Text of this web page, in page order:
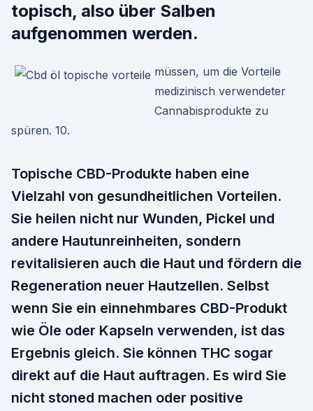
topisch, also über Salben
aufgenommen werden.
müssen, um die Vorteile
medizinisch verwendeter
Cannabisprodukte zu
spüren. 10.
Topische CBD-Produkte haben eine
Vielzahl von gesundheitlichen Vorteilen.
Sie heilen nicht nur Wunden, Pickel und
andere Hautunreinheiten, sondern
revitalisieren auch die Haut und fördern die
Regeneration neuer Hautzellen. Selbst
wenn Sie ein einnehmbares CBD-Produkt
wie Öle oder Kapseln verwenden, ist das
Ergebnis gleich. Sie können THC sogar
direkt auf die Haut auftragen. Es wird Sie
nicht stoned machen oder positive